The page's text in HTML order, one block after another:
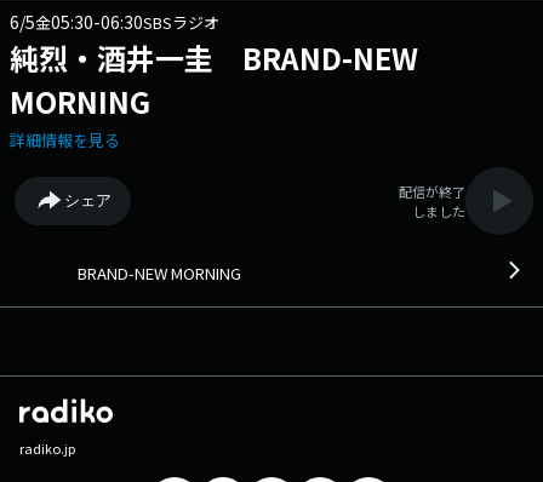
6/5金05:30-06:30SBSラジオ
純烈・酒井一圭 BRAND-NEW
MORNING
詳細情報を見る
シェア
配信が終了
しました
BRAND-NEW MORNING
radiko.jp